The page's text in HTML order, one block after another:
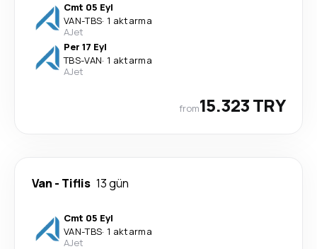
Cmt 05 Eyl
VAN-TBS· 1 aktarma
AJet
Per 17 Eyl
TBS-VAN· 1 aktarma
AJet
from15.323 TRY
Van - Tiflis 13 gün
Cmt 05 Eyl
VAN-TBS· 1 aktarma
AJet